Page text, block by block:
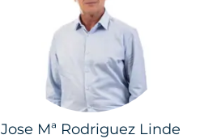
Jose Mª Rodriguez Linde